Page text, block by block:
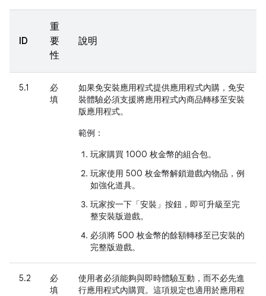
ID
重
要
性
說明
5.1
必
填
如果免安裝應用程式提供應用程式內購，免安
裝體驗必須支援將應用程式內商品轉移至安裝
版應用程式。
範例：
玩家購買 1000 枚金幣的組合包。
玩家使用 500 枚金幣解鎖遊戲內物品，例
如強化道具。
玩家按一下「安裝」 按鈕，即可升級至完
整安裝版遊戲。
必須將 500 枚金幣的餘額轉移至已安裝的
完整版遊戲。
5.2
必
填
使用者必須能夠與即時體驗互動，而不必先進
行應用程式內購買。這項規定也適用於應用程